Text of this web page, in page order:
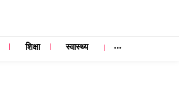
शिक्षा स्वास्थ्य